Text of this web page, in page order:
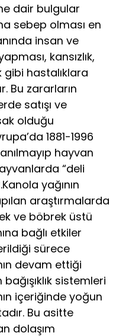
dair bulgular
sebep olması en
insan ve
kansızlık,
gibi hastalıklara
Bu zararların
satışı ve
olduğu
1881-1996
hayvan
“deli
yağının
araştırmalarda
ve böbrek üstü
bağlı etkiler
sürece
devam ettiği
sistemleri
içeriğinde yoğun
Bu asitte
dolaşım